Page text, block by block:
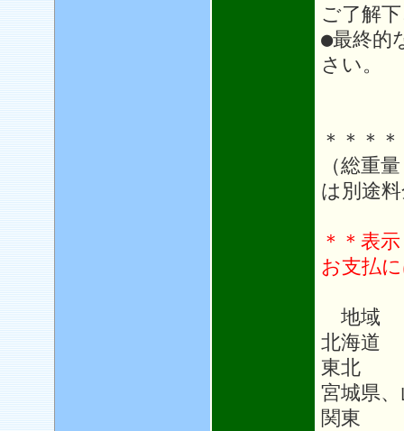
ご了解
●最終的
さい。
＊＊＊
（総重
は別途
＊＊表
お支払
地
北海
東北
宮城県
関東